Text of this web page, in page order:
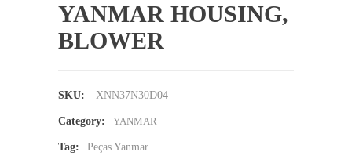
YANMAR HOUSING,
BLOWER
SKU: XNN37N30D04
Category: YANMAR
Tag: Peças Yanmar